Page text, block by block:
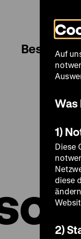
Besuch
Auf
Was
1)
Diese
diese
2)